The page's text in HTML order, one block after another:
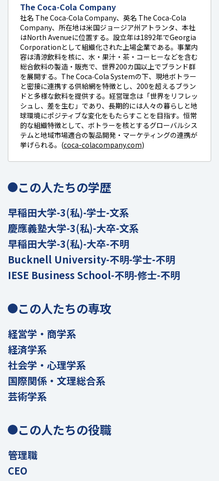
The Coca-Cola Company
社名 The Coca‑Cola Company、英名 The Coca‑Cola
Company、所在地は米国ジョージア州アトランタ、本社
はNorth Avenueに位置する。設立年は1892年でGeorgia
Corporationとして組織化された上場企業である。事業内
容は清涼飲料を核に、水・果汁・茶・コーヒーなどを含む
総合飲料の製造・販売で、世界200カ国以上でブランド群
を展開する。The Coca‑Cola Systemの下、現地ボトラー
と密接に連携する供給網を特徴とし、200を超えるブラン
ドと多様な飲料を提供する。経営理念は「世界をリフレッ
シュし、差を生む」であり、長期的には人々の暮らしと地
球環境にポジティブな変化をもたらすことを目指す。恒常
的な組織特徴として、ボトラーを核とするグローバルシス
テムと地域市場適合の製品開発・マーケティングの連携が
挙げられる。(coca-colacompany.com)
この人たちの学歴
早稲田大学-3(私)-学士-文系
慶應義塾大学-3(私)-大卒-文系
早稲田大学-3(私)-大卒-不明
Bucknell University-不明-学士-不明
IESE Business School-不明-修士-不明
この人たちの専攻
経営学・商学系
経済学系
社会学・心理学系
国際関係・文理総合系
芸術学系
この人たちの役職
管理職
CEO